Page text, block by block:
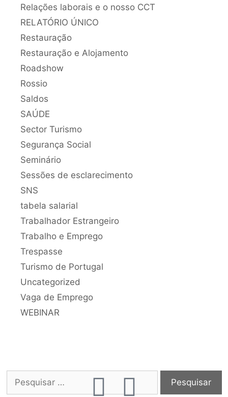
Relações laborais e o nosso CCT
RELATÓRIO ÚNICO
Restauração
Restauração e Alojamento
Roadshow
Rossio
Saldos
SAÚDE
Sector Turismo
Segurança Social
Seminário
Sessões de esclarecimento
SNS
tabela salarial
Trabalhador Estrangeiro
Trabalho e Emprego
Trespasse
Turismo de Portugal
Uncategorized
Vaga de Emprego
WEBINAR